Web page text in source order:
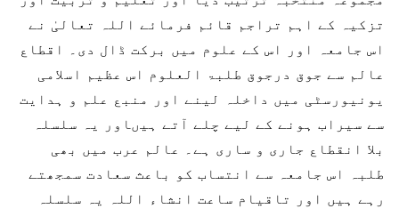
تزکیہ کے اہم تراجم قائم فرمائے اللہ تعالیٰ نے
اس جامعہ اور اس کے علوم میں برکت ڈال دی۔ اقطاع
عالم سے جوق درجوق طلبۃ العلوم اس عظیم اسلامی
یونیورسٹی میں داخلہ لینے اور منبع علم و ہدایت
سے سیراب ہونے کے لیے چلے آتے ہیںاور یہ سلسلہ
بلا انقطاع جاری و ساری ہے۔ عالم عرب میں بھی
طلبہ اس جامعہ سے انتساب کو باعث سعادت سمجھتے
رہے ہیں اور تاقیام ساعت انشاء اللہ یہ سلسلہ